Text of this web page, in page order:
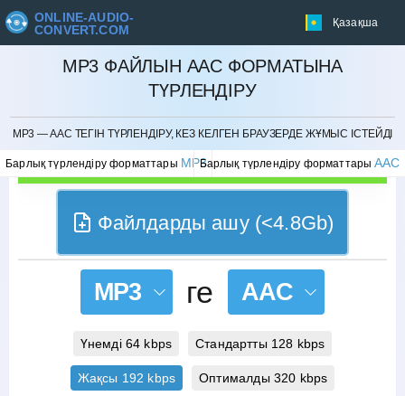
ONLINE-AUDIO-
CONVERT.COM
Қазақша
MP3 ФАЙЛЫН AAC ФОРМАТЫНА
ТҮРЛЕНДІРУ
MP3 — AAC ТЕГІН ТҮРЛЕНДІРУ, КЕЗ КЕЛГЕН БРАУЗЕРДЕ ЖҰМЫС ІСТЕЙДІ
Барлық түрлендіру форматтары MP3Барлық түрлендіру форматтарыAAC
БОЛДЫРМАУ
Файлдарды ашу (<4.8Gb)
MP3 ге AAC
Үнемді 64 kbps Стандартты 128 kbps
Жақсы 192 kbps Оптималды 320 kbps